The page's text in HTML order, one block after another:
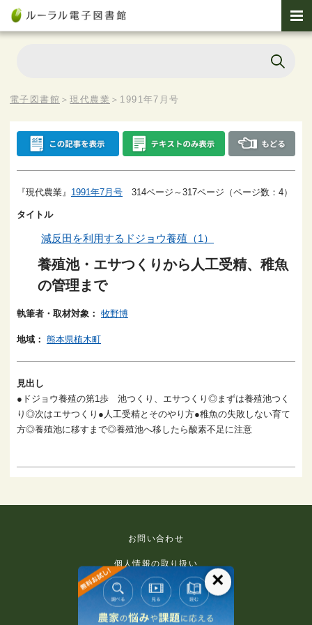
電子図書館 ＞現代農業 ＞ 1991年7月号
『現代農業』 1991年7月号 314ページ～317ページ（ページ数：4）
タイトル
減反田を利用するドジョウ養殖（1）
養殖池・エサつくりから人工受精、稚魚
の管理まで
執筆者・取材対象： 牧野博
地域： 熊本県植木町
見出し
●ドジョウ養殖の第1歩 池つくり、エサつくり◎まずは養殖池つく
り◎次はエサつくり●人工受精とそのやり方●稚魚の失敗しない育て
方◎養殖池に移すまで◎養殖池へ移したら酸素不足に注意
お問い合わせ
個人情報の取り扱い
免責事項
利用規約
×